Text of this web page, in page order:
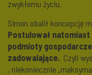
zwykłemu życiu.
Simon obalił koncepcję
Postulował natomiast
podmioty
zadowalające. Czyli
, niekoniecznie